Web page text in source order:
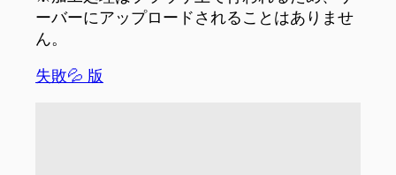
ーバーにアップロードされることはありませ
ん。
失敗💦 版